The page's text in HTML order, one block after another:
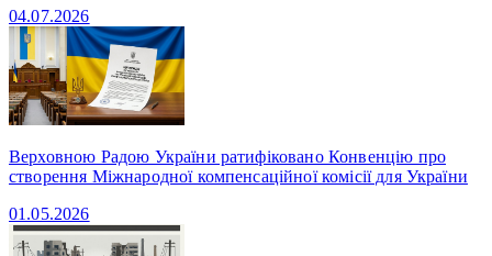
04.07.2026
Верховною Радою України ратифіковано Конвенцію про
створення Міжнародної компенсаційної комісії для України
01.05.2026